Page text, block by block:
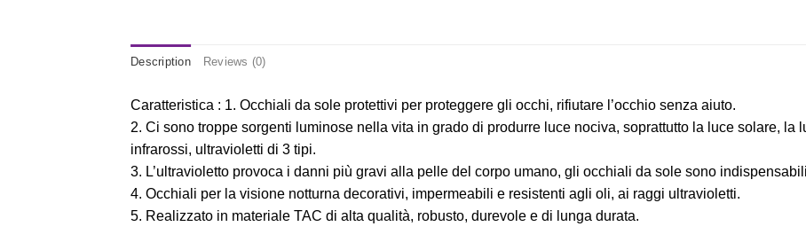
Description Reviews (0)
Caratteristica : 1. Occhiali da sole protettivi per proteggere gli occhi, rifiutare l’occhio senza aiuto.
2. Ci sono troppe sorgenti luminose nella vita in grado di produrre luce nociva, soprattutto la luce solare, la
infrarossi, ultravioletti di 3 tipi.
3. L’ultravioletto provoca i danni più gravi alla pelle del corpo umano, gli occhiali da sole sono
4. Occhiali per la visione notturna decorativi, impermeabili e resistenti agli oli, ai raggi ultravioletti.
5. Realizzato in materiale TAC di alta qualità, robusto, durevole e di lunga durata.